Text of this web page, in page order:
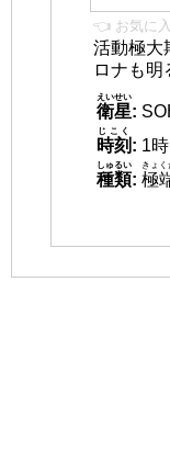
👈 お気に
活動極大
ロナも明
衛星
えいせい
:
時刻
じこく
: 1
種類
しゅるい
: 極
きょ